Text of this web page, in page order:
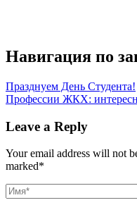
Навигация по
Празднуем День Студента!
Профессии ЖКХ:
Leave a Reply
Your email address will not
marked*